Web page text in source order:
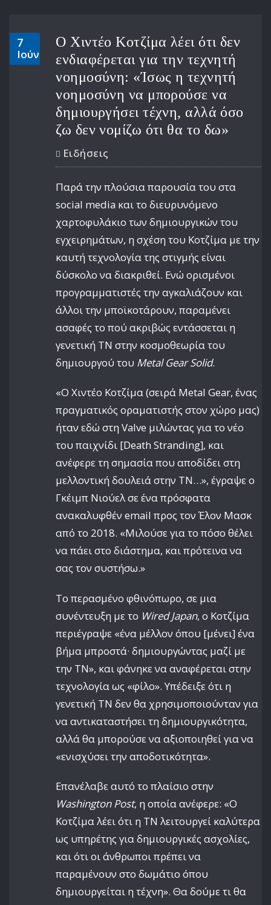
7
Ιούν
Ο Χιντέο Κοτζίμα λέει ότι δεν
ενδιαφέρεται για την τεχνητή
νοημοσύνη: «Ίσως η τεχνητή
νοημοσύνη να μπορούσε να
δημιουργήσει τέχνη, αλλά όσο
ζω δεν νομίζω ότι θα το δω»
Ειδήσεις
Παρά την πλούσια παρουσία του στα
social media και το διευρυνόμενο
χαρτοφυλάκιο των δημιουργικών του
εγχειρημάτων, η σχέση του Κοτζίμα με την
καυτή τεχνολογία της στιγμής είναι
δύσκολο να διακριθεί. Ενώ ορισμένοι
προγραμματιστές την αγκαλιάζουν και
άλλοι την μποϊκοτάρουν, παραμένει
ασαφές το πού ακριβώς εντάσσεται η
γενετική ΤΝ στην κοσμοθεωρία του
δημιουργού του Metal Gear Solid.
«Ο Χιντέο Κοτζίμα (σειρά Metal Gear, ένας
πραγματικός οραματιστής στον χώρο μας)
ήταν εδώ στη Valve μιλώντας για το νέο
του παιχνίδι [Death Stranding], και
ανέφερε τη σημασία που αποδίδει στη
μελλοντική δουλειά στην ΤΝ…», έγραψε ο
Γκέιμπ Νιούελ σε ένα πρόσφατα
ανακαλυφθέν email προς τον Έλον Μασκ
από το 2018. «Μιλούσε για το πόσο θέλει
να πάει στο διάστημα, και πρότεινα να
σας τον συστήσω.»
Το περασμένο φθινόπωρο, σε μια
συνέντευξη με το Wired Japan, ο Κοτζίμα
περιέγραψε «ένα μέλλον όπου [μένει] ένα
βήμα μπροστά· δημιουργώντας μαζί με
την ΤΝ», και φάνηκε να αναφέρεται στην
τεχνολογία ως «φίλο». Υπέδειξε ότι η
γενετική ΤΝ δεν θα χρησιμοποιούνταν για
να αντικαταστήσει τη δημιουργικότητα,
αλλά θα μπορούσε να αξιοποιηθεί για να
«ενισχύσει την αποδοτικότητα».
Επανέλαβε αυτό το πλαίσιο στην
Washington Post, η οποία ανέφερε: «Ο
Κοτζίμα λέει ότι η ΤΝ λειτουργεί καλύτερα
ως υπηρέτης για δημιουργικές ασχολίες,
και ότι οι άνθρωποι πρέπει να
παραμένουν στο δωμάτιο όπου
δημιουργείται η τέχνη». Θα δούμε τι θα